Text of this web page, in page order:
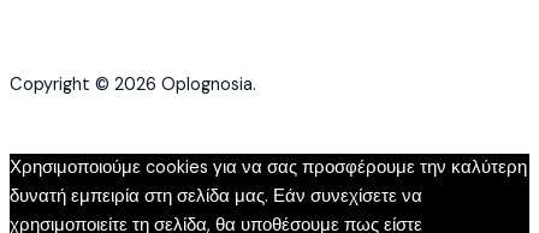
Copyright © 2026 Oplognosia.
Χρησιμοποιούμε cookies για να σας προσφέρουμε την καλύτερη
δυνατή εμπειρία στη σελίδα μας. Εάν συνεχίσετε να
χρησιμοποιείτε τη σελίδα, θα υποθέσουμε πως είστε